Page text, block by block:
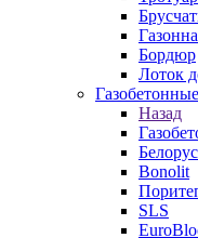
Бордюр
Лоток
Назад
Bonolit
SLS